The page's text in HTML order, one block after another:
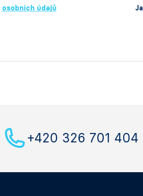
osobních údajů
+420 326 701 404